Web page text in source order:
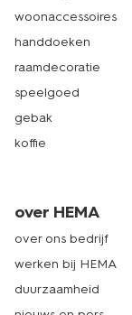
woonaccessoires
handdoeken
raamdecoratie
speelgoed
gebak
koffie
over HEMA
over ons bedrijf
werken bij HEMA
duurzaamheid